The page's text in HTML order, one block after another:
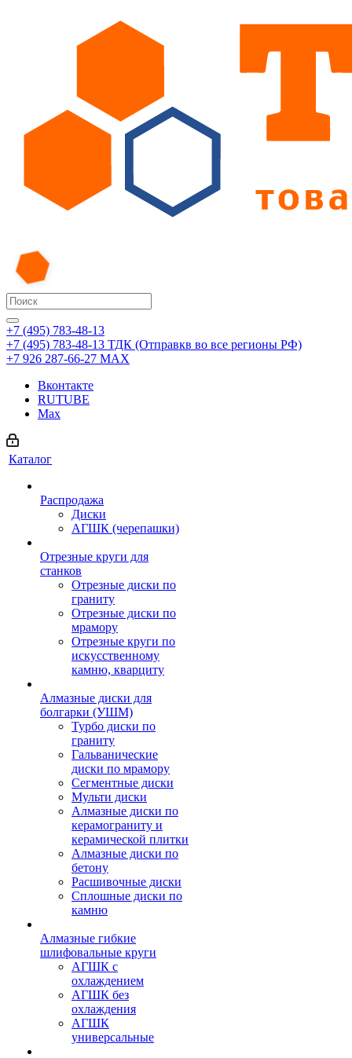
+7 (495) 783-48-13
+7 (495) 783-48-13 ТДК (Отправкв во все регионы РФ)
+7 926 287-66-27 МАХ
Вконтакте
RUTUBE
Max
Каталог
Распродажа
Диски
АГШК (черепашки)
Отрезные круги для
станков
Отрезные диски по
граниту
Отрезные диски по
мрамору
Отрезные круги по
искусственному
камню, кварциту
Алмазные диски для
болгарки (УШМ)
Турбо диски по
граниту
Гальванические
диски по мрамору
Сегментные диски
Мульти диски
Алмазные диски по
керамограниту и
керамической плитки
Алмазные диски по
бетону
Расшивочные диски
Сплошные диски по
камню
Алмазные гибкие
шлифовальные круги
АГШК с
охлаждением
АГШК без
охлаждения
АГШК
универсальные